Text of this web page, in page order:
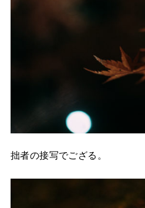
拙者の接写でござる。